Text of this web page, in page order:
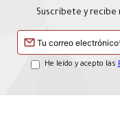
Suscríbete y recibe
He leído y acepto las